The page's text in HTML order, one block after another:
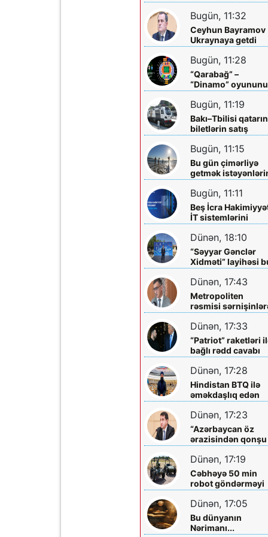
mərkəzlərinə yola
salındılar
Bugün, 11:32
Ceyhun Bayramov
Ukraynaya getdi
Bugün, 11:28
“Qarabağ” –
“Dinamo”
biletləri satışa
çıxarılır
Bugün, 11:19
Bakı–Tbilisi
biletlərin satış
müddəti artırılır
Bugün, 11:15
Bu gün çimərliyə
getmək
diqqətinə!
Bugün, 11:11
Beş İcra
İT sistemlərini
“Hökumət
buludu”na köçürdü
Dünən, 18:10
“Səyyar Gənclər
Xidməti” layihəsi
dəfə
Dünən, 17:43
Metropoliten
rəsmisi
çıxış yolu göstərdi
Dünən, 17:33
“Patriot” raketləri
bağlı rədd cavabı
aldı
Dünən, 17:28
Hindistan BTQ ilə
əməkdaşlıq edən
hüquq
təhdid edib
Dünən, 17:23
“Azərbaycan öz
ərazisindən qonşu
ölkəyə qarşı
olunmasına icazə
verməz”
Dünən, 17:19
Cəbhəyə 50 min
robot göndərməyi
planlaşdırırlar
Dünən, 17:05
Bu dünyanın
Nərimanı...